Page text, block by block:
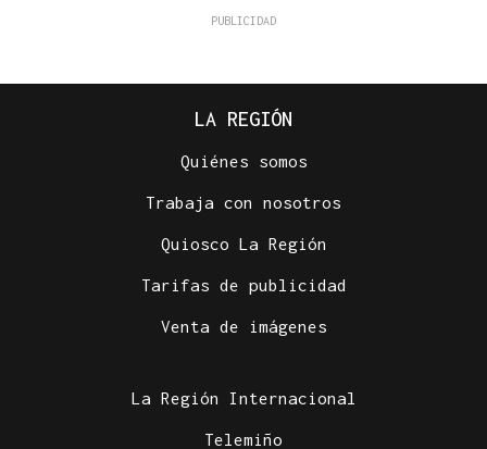
LA REGIÓN
Quiénes somos
Trabaja con nosotros
Quiosco La Región
Tarifas de publicidad
Venta de imágenes
La Región Internacional
Telemiño